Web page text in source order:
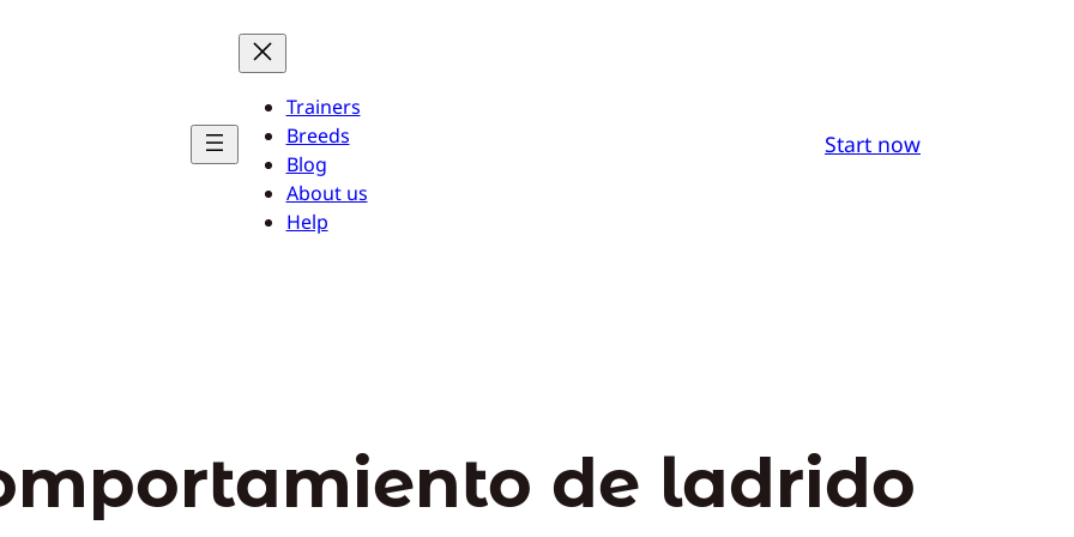
Trainers
Breeds
Blog
About us
Help
Start now
de ladrido